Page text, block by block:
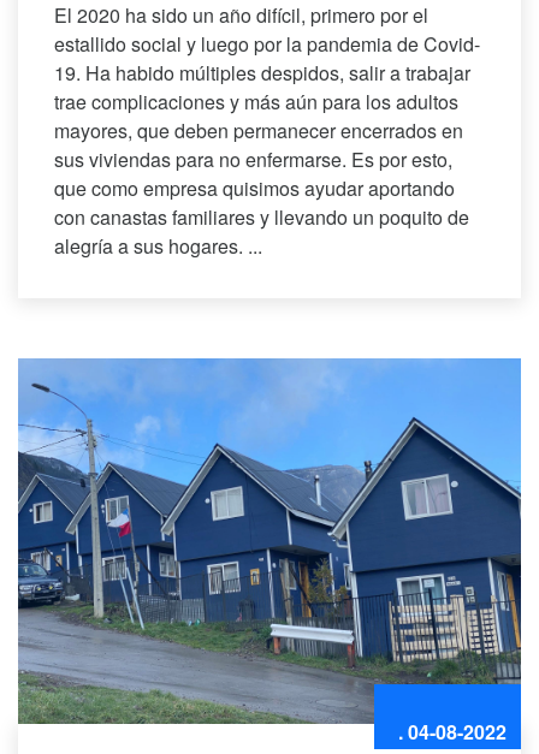
El 2020 ha sido un año difícil, primero por el
estallido social y luego por la pandemia de Covid-
19. Ha habido múltiples despidos, salir a trabajar
trae complicaciones y más aún para los adultos
mayores, que deben permanecer encerrados en
sus viviendas para no enfermarse. Es por esto,
que como empresa quisimos ayudar aportando
con canastas familiares y llevando un poquito de
alegría a sus hogares. ...
. 04-08-2022